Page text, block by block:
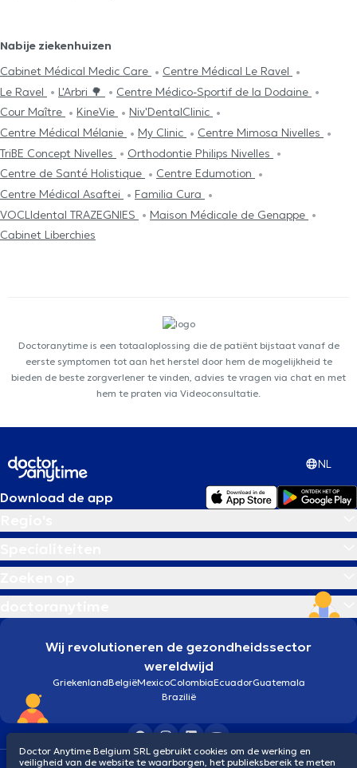
Nabije ziekenhuizen
Cabinet Médical Medic Care
Centre Médical Le Ravel
Le Ravel
L'Arbri 🌳
Centre Médico-Sportif de la Dodaine
Cour Maître
KineVie
Niv'DentalClinic
Centre Médical Mélanie
My Clinic
Centre Mimosa Nivelles
TriBE Concept Nivelles
Orthodontie Philips Nivelles
Centre de Santé Holistique
Centre Edumotion
Centre Médical Asaftei
Familia Cura
VOCLIdental TRAZEGNIES
Maison Médicale de Genappe
Cabinet Liberchies
Doctoranytime is een totaaloplossing die de patiënt bijstaat vanaf de
eerste symptomen tot aan het herstel door hem de mogelijkheid te
bieden de beste zorgverlener te vinden, advies te vragen via chat en met
hem te praten via Videoconsultatie.
NL
Download de app
Wij revolutioneren de gezondheidssector
wereldwijd
GriekenlandBelgiëMexicoColombiaEcuadorGuatemala
Brazilië
Doctor Anytime Belgium SRL gebruikt cookies om de werking en
veiligheid van de website te waarborgen, het publieksbereik te meten